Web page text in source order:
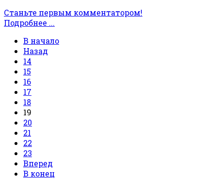
Станьте первым комментатором!
Подробнее ...
В начало
Назад
14
15
16
17
18
19
20
21
22
23
Вперед
В конец